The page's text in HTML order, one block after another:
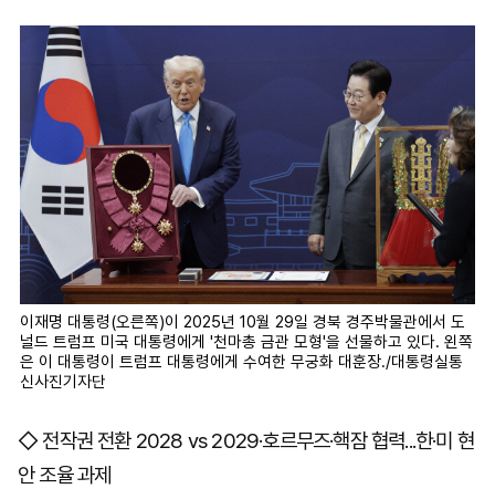
이재명 대통령(오른쪽)이 2025년 10월 29일 경북 경주박물관에서 도
널드 트럼프 미국 대통령에게 '천마총 금관 모형'을 선물하고 있다. 왼쪽
은 이 대통령이 트럼프 대통령에게 수여한 무궁화 대훈장./대통령실통
신사진기자단
◇ 전작권 전환 2028 vs 2029·호르무즈·핵잠 협력...한·미 현
안 조율 과제